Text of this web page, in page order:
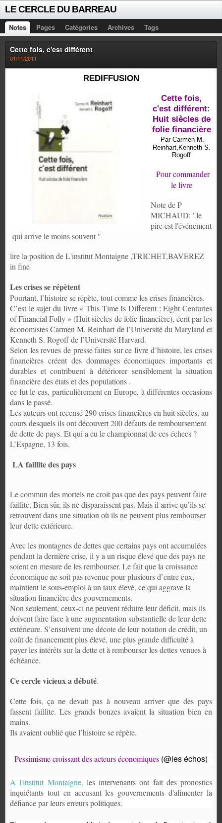
LE CERCLE DU BARREAU
Notes Pages Catégories Archives Tags
Cette fois, c'est différent
01/11/2011
REDIFFUSION
Cette fois,
c'est différent:
Huit siècles de
folie financière
Par Carmen M.
Reinhart,Kenneth S.
Rogoff
Pour commander
le livre
Note de P
MICHAUD: "le
pire est l'événement
qui arrive le moins souvent "
lire la position de L'institut Montaigne ,TRICHET,BAVEREZ
in fine
Les crises se répètent
Pourtant, l’histoire se répète, tout comme les crises financières.
C’est le sujet du livre « This Time Is Different : Eight Centuries
of Financial Folly » (Huit siècles de folie financière), écrit par les
économistes Carmen M. Reinhart de l’Université du Maryland et
Kenneth S. Rogoff de l’Université Harvard.
Selon les revues de presse faites sur ce livre d’histoire, les crises
financières créent des dommages économiques importants et
durables et contribuent à détériorer sensiblement la situation
financière des états et des populations .
ce fut le cas, particulièrement en Europe, à différentes occasions
dans le passé.
Les auteurs ont recensé 290 crises financières en huit siècles, au
cours desquels ils ont découvert 200 défauts de remboursement
de dette de pays. Et qui a eu le championnat de ces échecs ?
L’Espagne, 13 fois.
LA faillite des pays
Le commun des mortels ne croit pas que des pays peuvent faire
faillite. Bien sûr, ils ne disparaissent pas. Mais il arrive qu’ils se
retrouvent dans une situation où ils ne peuvent plus rembourser
leur dette extérieure.
Avec les montagnes de dettes que certains pays ont accumulées
pendant la dernière crise, il y a un risque élevé que des pays ne
soient en mesure de les rembourser. Le fait que la croissance
économique ne soit pas revenue pour plusieurs d’entre eux,
maintient le sous-emploi à un taux élevé, ce qui aggrave la
situation financière des gouvernements.
Non seulement, ceux-ci ne peuvent réduire leur déficit, mais ils
doivent faire face à une augmentation substantielle de leur dette
extérieure. S’ensuivent une décote de leur notation de crédit, un
coût de financement plus élevé, une plus grande difficulté à
payer les intérêts sur la dette et à rembourser les dettes venues à
échéance.
Ce cercle vicieux a débuté.
Cette fois, ça ne devait pas à nouveau arriver que des pays
fassent faillite. Les grands bonzes avaient la situation bien en
mains.
Ils avaient oublié que l’histoire se répète.
Pessimisme croissant des acteurs économiques (@les échos)
A l'institut Montaigne, les intervenants ont fait des pronostics
inquiétants tout en accusant les gouvernements d'alimenter la
défiance par leurs erreurs politiques.